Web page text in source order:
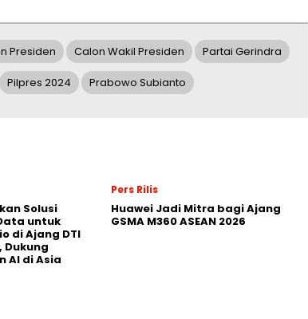
Presiden Calon Wakil Presiden Partai Gerindra
Pilpres 2024 Prabowo Subianto
Solusi
untuk
di Ajang DTI
Dukung
AI di Asia
Pers Rilis
Huawei Jadi Mitra bagi Ajang
GSMA M360 ASEAN 2026